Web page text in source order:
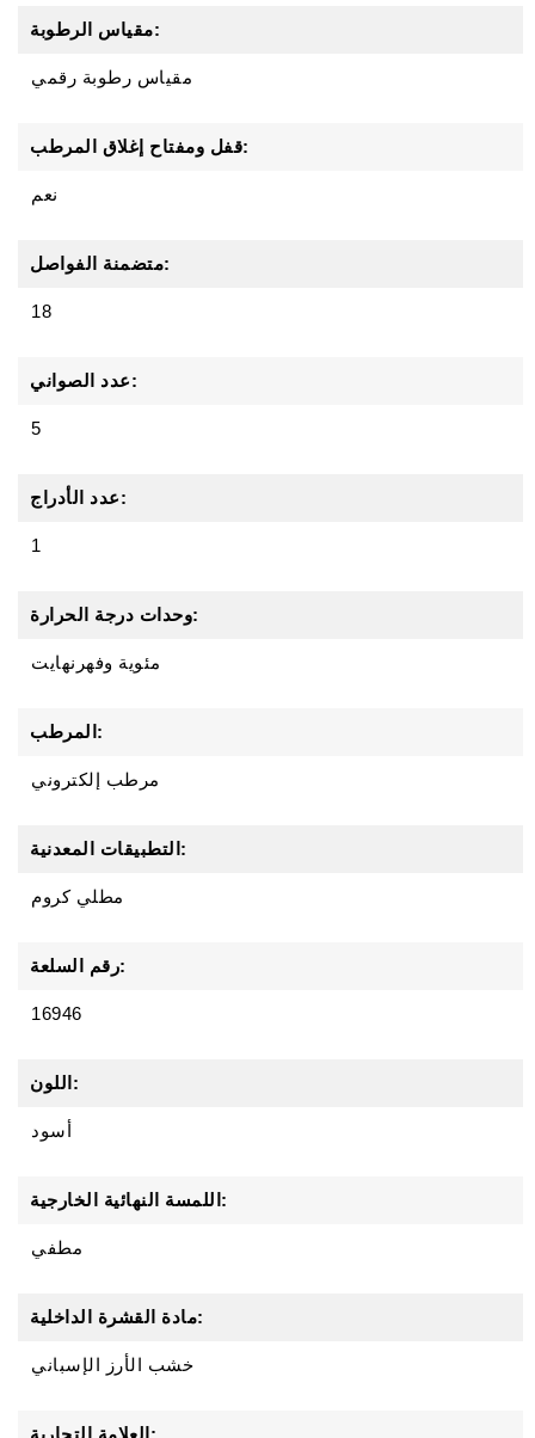
مقياس الرطوبة:
مقياس رطوبة رقمي
قفل ومفتاح إغلاق المرطب:
نعم
متضمنة الفواصل:
18
عدد الصواني:
5
عدد الأدراج:
1
وحدات درجة الحرارة:
مئوية وفهرنهايت
المرطب:
مرطب إلكتروني
التطبيقات المعدنية:
مطلي كروم
رقم السلعة:
16946
اللون:
أسود
اللمسة النهائية الخارجية:
مطفي
مادة القشرة الداخلية:
خشب الأرز الإسباني
العلامة التجارية: